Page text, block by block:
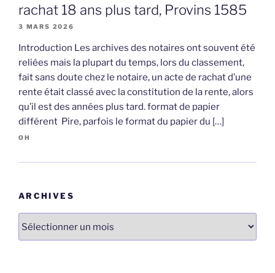
rachat 18 ans plus tard, Provins 1585
3 MARS 2026
Introduction Les archives des notaires ont souvent été
reliées mais la plupart du temps, lors du classement,
fait sans doute chez le notaire, un acte de rachat d’une
rente était classé avec la constitution de la rente, alors
qu’il est des années plus tard. format de papier
différent Pire, parfois le format du papier du […]
OH
ARCHIVES